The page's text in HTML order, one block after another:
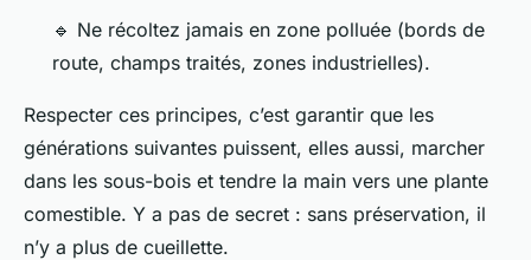
🔹 Ne récoltez jamais en zone polluée (bords de
route, champs traités, zones industrielles).
Respecter ces principes, c’est garantir que les
générations suivantes puissent, elles aussi, marcher
dans les sous-bois et tendre la main vers une plante
comestible. Y a pas de secret : sans préservation, il
n’y a plus de cueillette.